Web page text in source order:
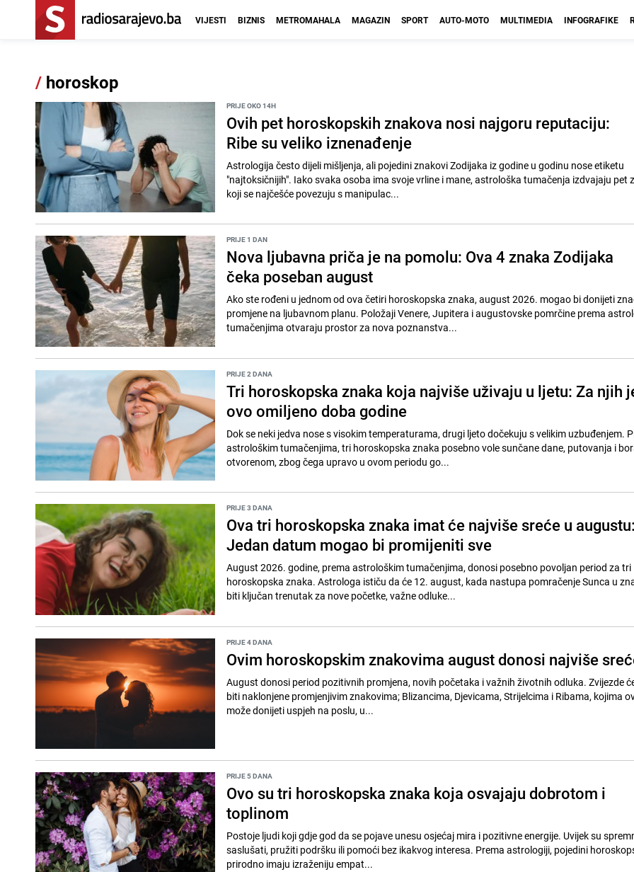
VIJESTI BIZNIS METROMAHALA MAGAZIN SPORT AUTO-MOTO MULTIMEDIA INFOGRAFIKE
/ horoskop
PRIJE OKO 14H
Ovih pet horoskopskih znakova nosi najgoru reputaciju:
Ribe su veliko iznenađenje
Astrologija često dijeli mišljenja, ali pojedini znakovi Zodijaka iz godine u godinu nose etiketu
"najtoksičnijih". Iako svaka osoba ima svoje vrline i mane, astrološka tumačenja izdvajaju pet znakova
koji se najčešće povezuju s manipulac...
PRIJE 1 DAN
Nova ljubavna priča je na pomolu: Ova 4 znaka Zodijaka
čeka poseban august
Ako ste rođeni u jednom od ova četiri horoskopska znaka, august 2026. mogao bi donijeti
promjene na ljubavnom planu. Položaji Venere, Jupitera i augustovske pomrčine prema
tumačenjima otvaraju prostor za nova poznanstva...
PRIJE 2 DANA
Tri horoskopska znaka koja najviše uživaju u ljetu: Za njih
ovo omiljeno doba godine
Dok se neki jedva nose s visokim temperaturama, drugi ljeto dočekuju s velikim uzbuđenjem.
astrološkim tumačenjima, tri horoskopska znaka posebno vole sunčane dane, putovanja i
otvorenom, zbog čega upravo u ovom periodu go...
PRIJE 3 DANA
Ova tri horoskopska znaka imat će najviše sreće u augustu:
Jedan datum mogao bi promijeniti sve
August 2026. godine, prema astrološkim tumačenjima, donosi posebno povoljan period za tri
horoskopska znaka. Astrologa ističu da će 12. august, kada nastupa pomračenje Sunca u
biti ključan trenutak za nove početke, važne odluke...
PRIJE 4 DANA
Ovim horoskopskim znakovima august donosi najviše
August donosi period pozitivnih promjena, novih početaka i važnih životnih odluka. Zvijezde
biti naklonjene promjenjivim znakovima; Blizancima, Djevicama, Strijelcima i Ribama, kojima
može donijeti uspjeh na poslu, u...
PRIJE 5 DANA
Ovo su tri horoskopska znaka koja osvajaju dobrotom i
toplinom
Postoje ljudi koji gdje god da se pojave unesu osjećaj mira i pozitivne energije. Uvijek su
saslušati, pružiti podršku ili pomoći bez ikakvog interesa. Prema astrologiji, pojedini
prirodno imaju izraženiju empat...